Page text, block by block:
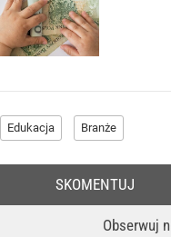
Edukacja Branże
Obserwuj
SKOMENTUJ